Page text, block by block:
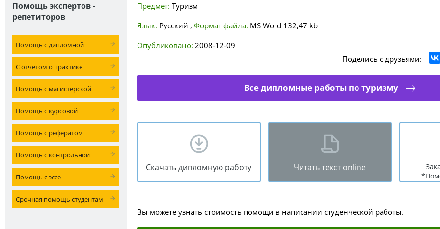
Помощь экспертов -
репетиторов
Помощь с дипломной
С отчетом о практике
Помощь с магистерской
Помощь с курсовой
Помощь с рефератом
Помощь с контрольной
Помощь с эссе
Срочная помощь студентам
Предмет: Туризм
Язык: Русский , Формат файла: MS Word 132,47 kb
Опубликовано: 2008-12-09
Поделись с друзьями:
Все дипломные работы по туризму
Скачать дипломную работу Читать текст online
Вы можете узнать стоимость помощи в написании студенческой работы.